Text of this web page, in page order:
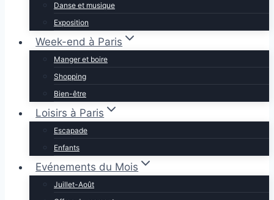
Danse et musique
Exposition
Week-end à Paris
Manger et boire
Shopping
Bien-être
Loisirs à Paris
Escapade
Enfants
Evénements du Mois
Juillet-Août